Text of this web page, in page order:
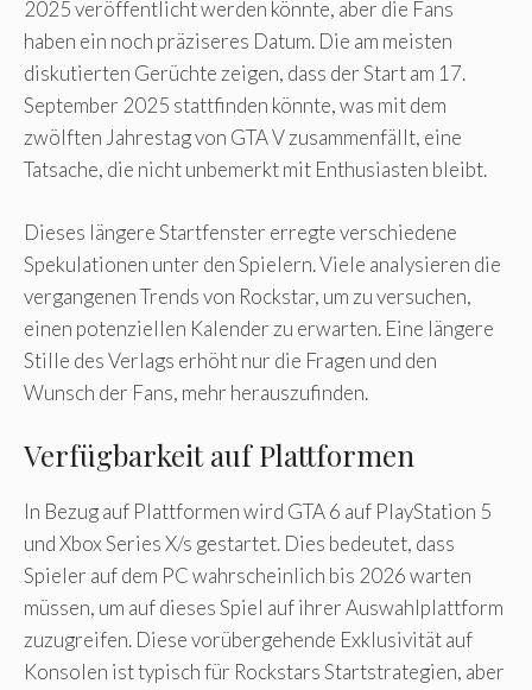
2025 veröffentlicht werden könnte, aber die Fans
haben ein noch präziseres Datum. Die am meisten
diskutierten Gerüchte zeigen, dass der Start am 17.
September 2025 stattfinden könnte, was mit dem
zwölften Jahrestag von GTA V zusammenfällt, eine
Tatsache, die nicht unbemerkt mit Enthusiasten bleibt.
Dieses längere Startfenster erregte verschiedene
Spekulationen unter den Spielern. Viele analysieren die
vergangenen Trends von Rockstar, um zu versuchen,
einen potenziellen Kalender zu erwarten. Eine längere
Stille des Verlags erhöht nur die Fragen und den
Wunsch der Fans, mehr herauszufinden.
Verfügbarkeit auf Plattformen
In Bezug auf Plattformen wird GTA 6 auf PlayStation 5
und Xbox Series X/s gestartet. Dies bedeutet, dass
Spieler auf dem PC wahrscheinlich bis 2026 warten
müssen, um auf dieses Spiel auf ihrer Auswahlplattform
zuzugreifen. Diese vorübergehende Exklusivität auf
Konsolen ist typisch für Rockstars Startstrategien, aber